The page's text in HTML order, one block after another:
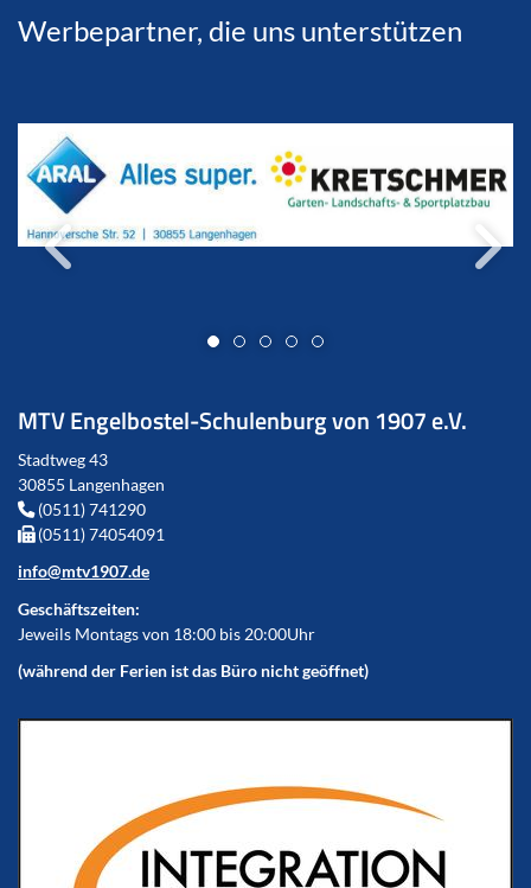
Werbepartner, die uns unterstützen
MTV Engelbostel-Schulenburg von 1907 e.V.
Stadtweg 43
30855 Langenhagen
(0511) 741290
(0511) 74054091
info@mtv1907.de
Geschäftszeiten:
Jeweils Montags von 18:00 bis 20:00Uhr
(während der Ferien ist das Büro nicht geöffnet)